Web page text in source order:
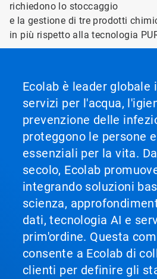
richiedono lo stoccaggio
e la gestione di tre prodotti
in più rispetto alla tecnologia
Ecolab è leader globale
servizi per l'acqua,
prevenzione delle
proteggono le persone
essenziali per la vita.
secolo, Ecolab
integrando soluzioni
scienza,
dati, tecnologia AI e
prim'ordine. Questa
consente a Ecolab di
clienti per definire gli